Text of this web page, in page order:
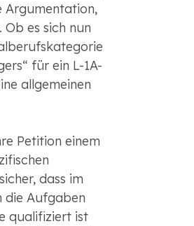
Argumentation,
es sich nun
für ein L-1A-
allgemeinen
Petition einem
dass im
die Aufgaben
qualifiziert ist